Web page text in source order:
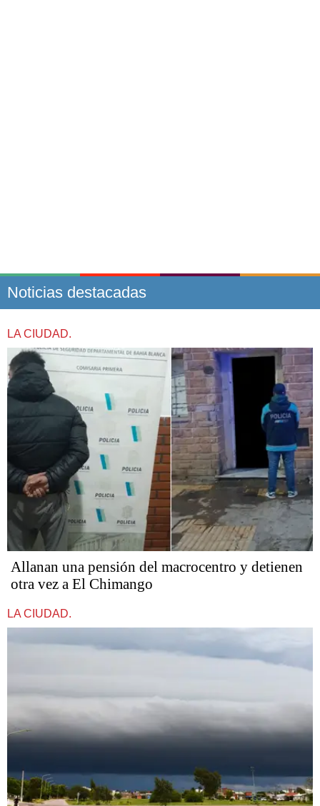
Noticias destacadas
LA CIUDAD.
Allanan una pensión del macrocentro y detienen
otra vez a El Chimango
LA CIUDAD.